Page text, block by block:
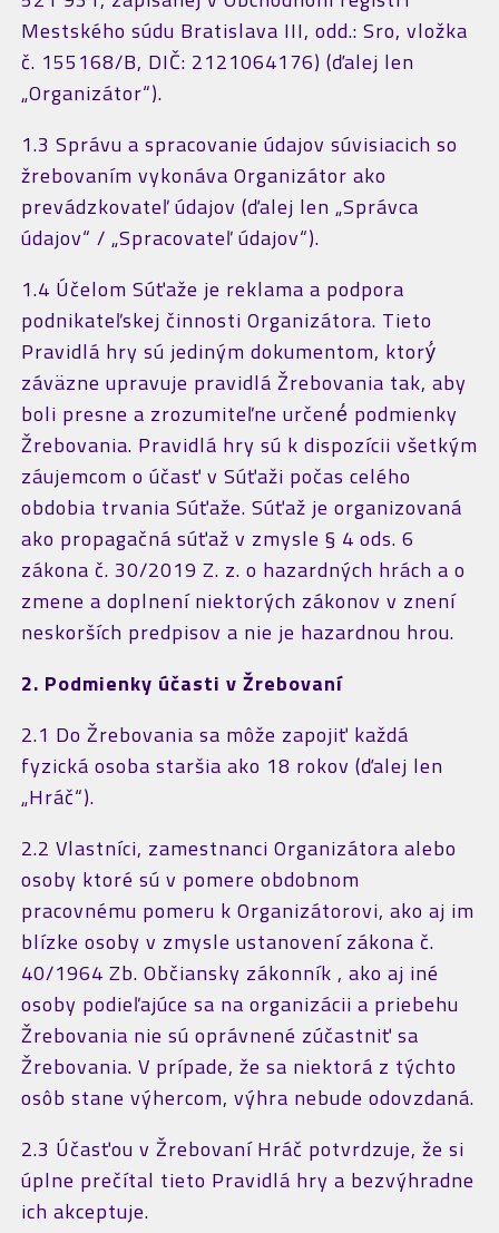
Mestského súdu Bratislava III, odd.: Sro, vložka
č. 155168/B, DIČ: 2121064176) (ďalej len
„Organizátor“).
1.3 Správu a spracovanie údajov súvisiacich so
žrebovaním vykonáva Organizátor ako
prevádzkovateľ údajov (ďalej len „Správca
údajov“ / „Spracovateľ údajov“).
1.4 Účelom Súťaže je reklama a podpora
podnikateľskej činnosti Organizátora. Tieto
Pravidlá hry sú jediným dokumentom, ktorý́
záväzne upravuje pravidlá Žrebovania tak, aby
boli presne a zrozumiteľne určené́ podmienky
Žrebovania. Pravidlá hry sú k dispozícii všetkým
záujemcom o účasť v Súťaži počas celého
obdobia trvania Súťaže. Súťaž je organizovaná
ako propagačná súťaž v zmysle § 4 ods. 6
zákona č. 30/2019 Z. z. o hazardných hrách a o
zmene a doplnení niektorých zákonov v znení
neskorších predpisov a nie je hazardnou hrou.
2. Podmienky účasti v Žrebovaní
2.1 Do Žrebovania sa môže zapojiť každá
fyzická osoba staršia ako 18 rokov (ďalej len
„Hráč“).
2.2 Vlastníci, zamestnanci Organizátora alebo
osoby ktoré sú v pomere obdobnom
pracovnému pomeru k Organizátorovi, ako aj im
blízke osoby v zmysle ustanovení zákona č.
40/1964 Zb. Občiansky zákonník , ako aj iné
osoby podieľajúce sa na organizácii a priebehu
Žrebovania nie sú oprávnené zúčastniť sa
Žrebovania. V prípade, že sa niektorá z týchto
osôb stane výhercom, výhra nebude odovzdaná.
2.3 Účasťou v Žrebovaní Hráč potvrdzuje, že si
úplne prečítal tieto Pravidlá hry a bezvýhradne
ich akceptuje.